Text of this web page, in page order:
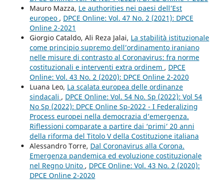
Mauro Mazza, Le authorities nei paesi dell’Est
europeo , DPCE Online: Vol. 47 No. 2 (2021): DPCE
Online 2-2021
Giorgio Cataldo, Ali Reza Jalai, La stabilità istituzionale
come principio supremo dell’ordinamento iraniano
nelle misure di contrasto al Coronavirus: fra norme
costituzionali e interventi extra ordinem , DPCE
Online: Vol. 43 No. 2 (2020): DPCE Online 2-2020
Luana Leo, La scalata europea delle ordinanze
sindacali , DPCE Online: Vol. 54 No. Sp (2022): Vol 54
No Sp (2022): DPCE Online Sp-2022 - I Federalizing
Process europei nella democrazia d’emergenza.
Riflessioni comparate a partire dai ‘primi’ 20 anni
della riforma del Titolo V della Costituzione italiana
Alessandro Torre, Dal Coronavirus alla Corona.
Emergenza pandemica ed evoluzione costituzionale
nel Regno Unito , DPCE Online: Vol. 43 No. 2 (2020):
DPCE Online 2-2020